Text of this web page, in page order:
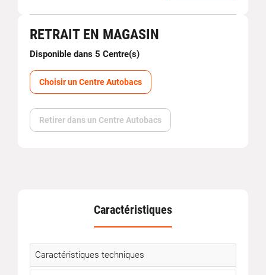
RETRAIT EN MAGASIN
Disponible dans 5 Centre(s)
Choisir un Centre Autobacs
Retirer dans un Centre Autobacs
Caractéristiques
Caractéristiques techniques